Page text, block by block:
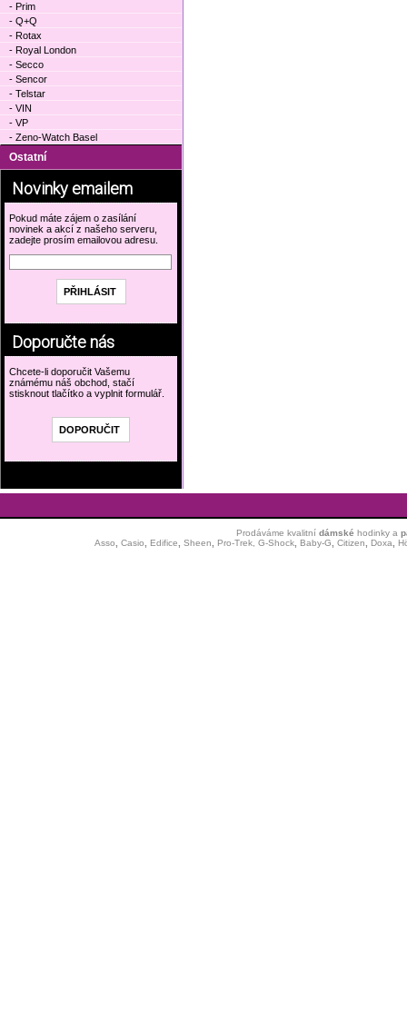
- Prim
- Q+Q
- Rotax
- Royal London
- Secco
- Sencor
- Telstar
- VIN
- VP
- Zeno-Watch Basel
Ostatní
Novinky emailem
Pokud máte zájem o zasílání
novinek a akcí z našeho serveru,
zadejte prosím emailovou adresu.
Doporučte nás
Chcete-li doporučit Vašemu
známému náš obchod, stačí
stisknout tlačítko a vyplnit formulář.
Prodáváme kvalitní dámské hodinkya
Asso
Casio Edifice Sheen Pro-Trek, G-Shock, Baby-G Citizen Doxa